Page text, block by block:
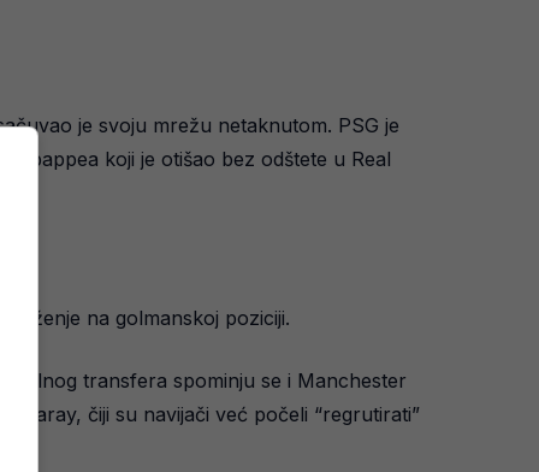
je svoju mrežu netaknutom. PSG je
koji je otišao bez odštete u Real
na golmanskoj poziciji.
transfera spominju se i Manchester
čiji su navijači već počeli “regrutirati”